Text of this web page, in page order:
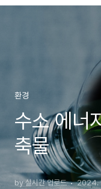
환경
수소 에너
축물
by 실시간 업로드 2024.